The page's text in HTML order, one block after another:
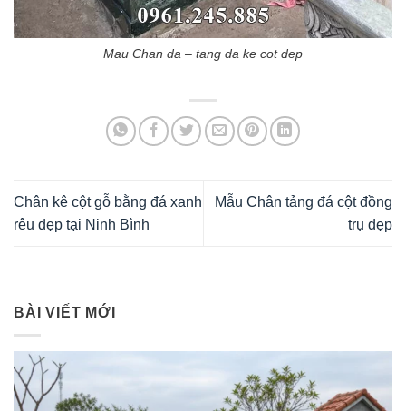
Mau Chan da – tang da ke cot dep
Chân kê cột gỗ bằng đá xanh
rêu đẹp tại Ninh Bình
Mẫu Chân tảng đá cột đồng
trụ đẹp
BÀI VIẾT MỚI